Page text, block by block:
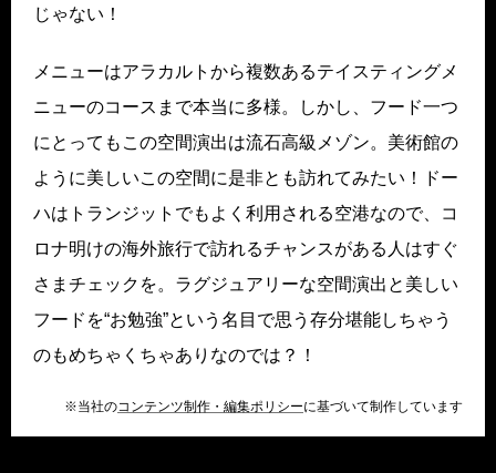
じゃない！
メニューはアラカルトから複数あるテイスティングメ
ニューのコースまで本当に多様。しかし、フード一つ
にとってもこの空間演出は流石高級メゾン。美術館の
ように美しいこの空間に是非とも訪れてみたい！ドー
ハはトランジットでもよく利用される空港なので、コ
ロナ明けの海外旅行で訪れるチャンスがある人はすぐ
さまチェックを。ラグジュアリーな空間演出と美しい
フードを“お勉強”という名目で思う存分堪能しちゃう
のもめちゃくちゃありなのでは？！
※当社のコンテンツ制作・編集ポリシーに基づいて制作しています